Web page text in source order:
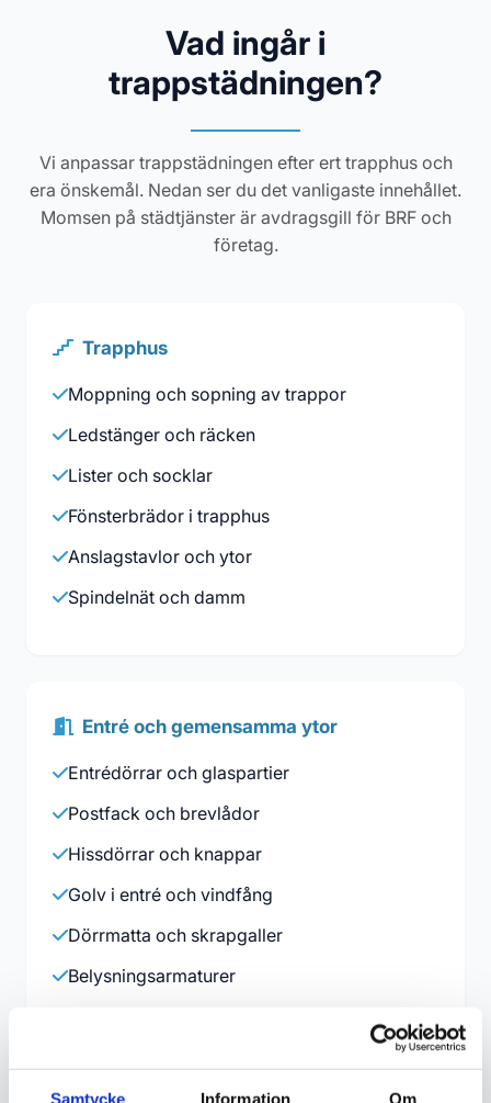
Samtycke Information Om
Vad ingår i
trappstädningen?
Vi anpassar trappstädningen efter ert trapphus och
era önskemål. Nedan ser du det vanligaste innehållet.
Momsen på städtjänster är avdragsgill för BRF och
företag.
Trapphus
Moppning och sopning av trappor
Ledstänger och räcken
Lister och socklar
Fönsterbrädor i trapphus
Anslagstavlor och ytor
Spindelnät och damm
Entré och gemensamma ytor
Entrédörrar och glaspartier
Postfack och brevlådor
Hissdörrar och knappar
Golv i entré och vindfång
Dörrmatta och skrapgaller
Belysningsarmaturer